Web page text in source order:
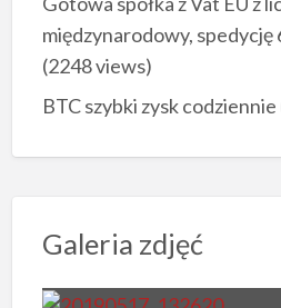
międzynarodowy, spedycję
(2248 views)
BTC szybki zysk codziennie
Galeria zdjęć